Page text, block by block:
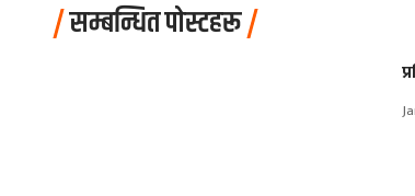
सम्बन्धित पोस्टहरू